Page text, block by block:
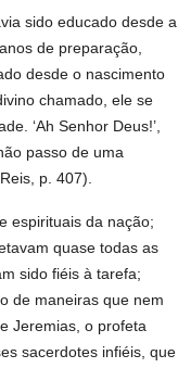
sido educado desde a
de preparação,
desde o nascimento
chamado, ele se
‘Ah Senhor Deus!’,
passo de uma
p. 407).
espirituais da nação;
quase todas as
sido fiéis à tarefa;
de maneiras que nem
Jeremias, o profeta
sacerdotes infiéis, que